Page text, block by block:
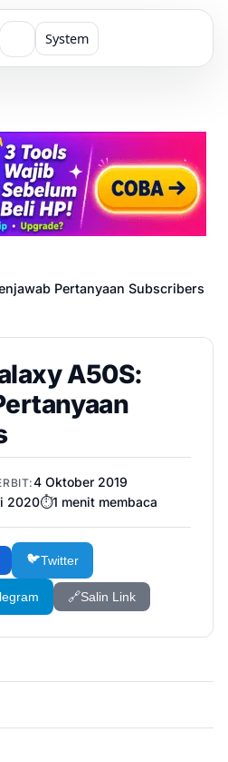
System
Pertanyaan Subscribers
A50S:
4 Oktober 2019
2020⏱️1 menit membaca
🐦Twitter
🔗Salin Link